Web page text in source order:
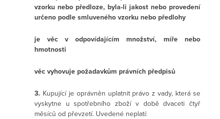
vzorku nebo předloze, byla-li jakost nebo provedení
určeno podle smluveného vzorku nebo předlohy
je věc v odpovídajícím množství, míře nebo
hmotnosti
věc vyhovuje požadavkům právních předpisů
3. Kupující je oprávněn uplatnit právo z vady, která se
vyskytne u spotřebního zboží v době dvaceti čtyř
měsíců od převzetí. Uvedené neplatí: